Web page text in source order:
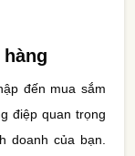
đến mua sắm
điệp quan trọng
doanh của bạn.